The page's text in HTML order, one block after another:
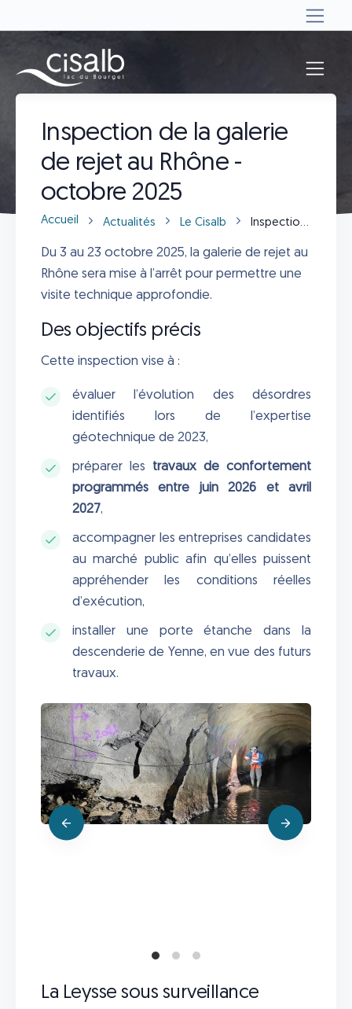
Inspection de la galerie
de rejet au Rhône -
octobre 2025
Accueil Actualités Le Cisalb Inspection de la galerie de rejet au Rhône - octobre 2025
Du 3 au 23 octobre 2025, la galerie de rejet au
Rhône sera mise à l’arrêt pour permettre une
visite technique approfondie.
Des objectifs précis
Cette inspection vise à :
évaluer l’évolution des désordres
identifiés lors de l’expertise
géotechnique de 2023,
préparer les travaux de confortement
programmés entre juin 2026 et avril
2027,
accompagner les entreprises candidates
au marché public afin qu’elles puissent
appréhender les conditions réelles
d’exécution,
installer une porte étanche dans la
descenderie de Yenne, en vue des futurs
travaux.
La Leysse sous surveillance